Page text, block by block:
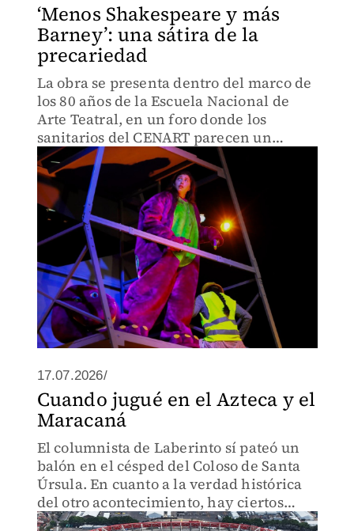
‘Menos Shakespeare y más
Barney’: una sátira de la
precariedad
La obra se presenta dentro del marco de
los 80 años de la Escuela Nacional de
Arte Teatral, en un foro donde los
sanitarios del CENART parecen un
elemento escenográfico.
17.07.2026/
Cuando jugué en el Azteca y el
Maracaná
El columnista de Laberinto sí pateó un
balón en el césped del Coloso de Santa
Úrsula. En cuanto a la verdad histórica
del otro acontecimiento, hay ciertos
“asegunes”.